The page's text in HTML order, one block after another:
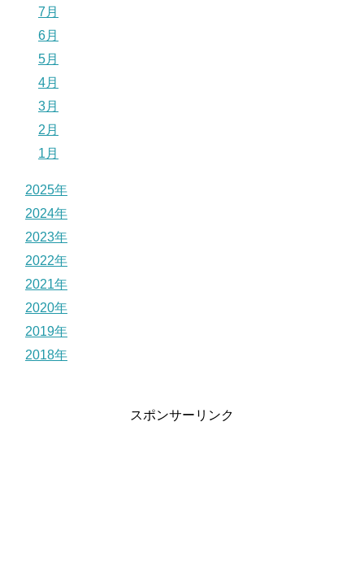
7月
6月
5月
4月
3月
2月
1月
2025年
2024年
2023年
2022年
2021年
2020年
2019年
2018年
スポンサーリンク